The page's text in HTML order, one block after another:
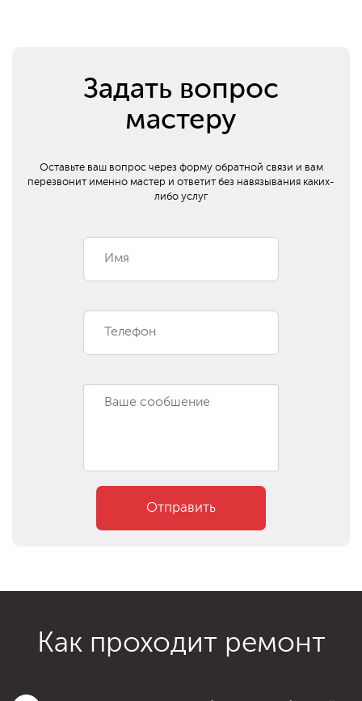
Задать вопрос
мастеру
Оставьте ваш вопрос через форму обратной связи и вам
перезвонит именно мастер и ответит без навязывания каких-
либо услуг
Отправить
Как проходит ремонт